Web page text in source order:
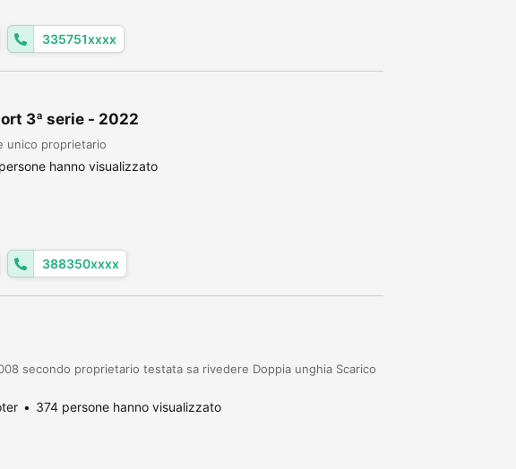
335751xxxx
3ª serie - 2022
unico proprietario
hanno visualizzato
388350xxxx
secondo proprietario testata sa rivedere Doppia unghia Scarico
374 persone hanno visualizzato